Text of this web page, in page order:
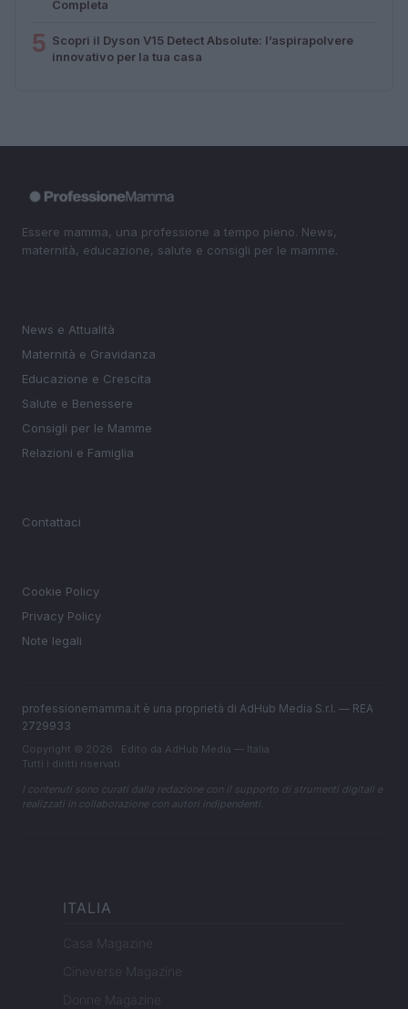
Completa
5 Scopri il Dyson V15 Detect Absolute: l’aspirapolvere
innovativo per la tua casa
Essere mamma, una professione a tempo pieno. News,
maternità, educazione, salute e consigli per le mamme.
News e Attualità
Maternità e Gravidanza
Educazione e Crescita
Salute e Benessere
Consigli per le Mamme
Relazioni e Famiglia
Contattaci
Cookie Policy
Privacy Policy
Note legali
professionemamma.it è una proprietà di AdHub Media S.r.l. — REA
2729933
Copyright © 2026 · Edito da AdHub Media — Italia
Tutti i diritti riservati
I contenuti sono curati dalla redazione con il supporto di strumenti digitali e
realizzati in collaborazione con autori indipendenti.
ITALIA
Casa Magazine
Cineverse Magazine
Donne Magazine